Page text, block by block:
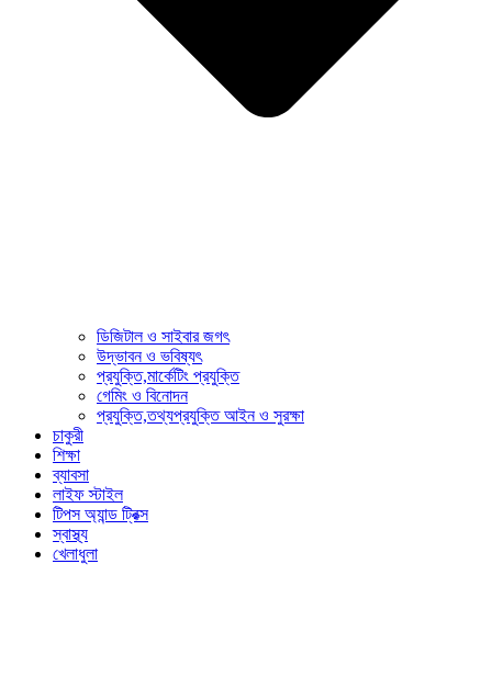
ডিজিটাল ও সাইবার জগৎ
উদ্ভাবন ও ভবিষ্যৎ
প্রযুক্তি,মার্কেটিং প্রযুক্তি
গেমিং ও বিনোদন
প্রযুক্তি,তথ্যপ্রযুক্তি আইন ও সুরক্ষা
চাকুরী
শিক্ষা
ব্যাবসা
লাইফ স্টাইল
টিপস অ্যান্ড ট্রিক্স
স্বাস্থ্য
খেলাধুলা